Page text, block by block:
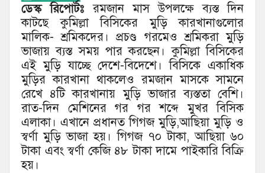
ডেস্ক রিপোর্টঃ রমজান মাস উপলক্ষে ব্যস্ত দিন
কাটছে কুমিল্লা বিসিকের মুড়ি কারখানাগুলোর
মালিক- শ্রমিকদের। প্রচণ্ড গরমেও শ্রমিকরা মুড়ি
ভাজায় ব্যস্ত সময় পার করছেন। কুমিল্লা বিসিকের
এই মুড়ি যাচ্ছে দেশে-বিদেশে। বিসিকে একাধিক
মুড়ির কারখানা থাকলেও রমজান মাসকে সামনে
রেখে ৪টি কারখানায় মুড়ি ভাজার ব্যস্ততা বেশি।
রাত-দিন মেশিনের গর গর শব্দে মুখর বিসিক
এলাকা। এখানে প্রধানত গিগজ মুড়ি,আছিয়া মুড়ি ও
স্বর্ণা মুড়ি ভাজা হয়। গিগজ ৭০ টাকা, আছিয়া ৬০
টাকা এবং স্বর্ণা কেজি ৪৮ টাকা দামে পাইকারি বিক্রি
হয়।